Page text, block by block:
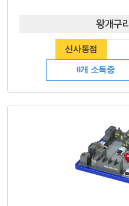
왕개구
신사동점
0개 소독중